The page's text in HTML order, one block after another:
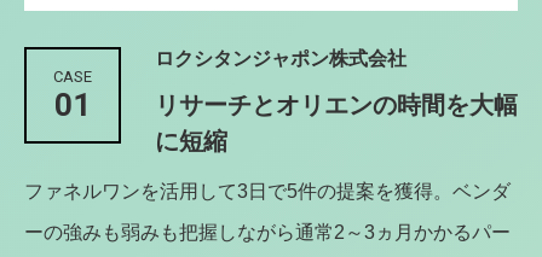
CASE
01
ロクシタンジャポン株式会社
リサーチとオリエンの時間を大幅
に短縮
ファネルワンを活用して3日で5件の提案を獲得。ベンダ
ーの強みも弱みも把握しながら通常2～3ヵ月かかるパー